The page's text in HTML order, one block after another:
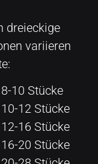
dreieckige
variieren
10 Stücke
12 Stücke
16 Stücke
20 Stücke